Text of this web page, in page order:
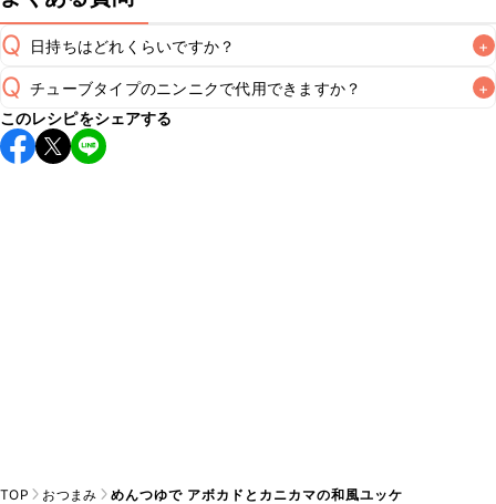
Q 日持ちはどれくらいですか？ +
A
保存期間は冷蔵で当日中が目安です。なるべくお早めにお召
し上がりください。
※日持ちは目安です。
Q チューブタイプのニンニクで代用できますか？ +
A
チューブタイプのニンニクを使用してもお作りいただけま
す。レシピと同量を目安に加え、お好みの風味になるようご
このレシピをシェアする
TOP おつまみ めんつゆで アボカドとカニカマの和風ユッケ